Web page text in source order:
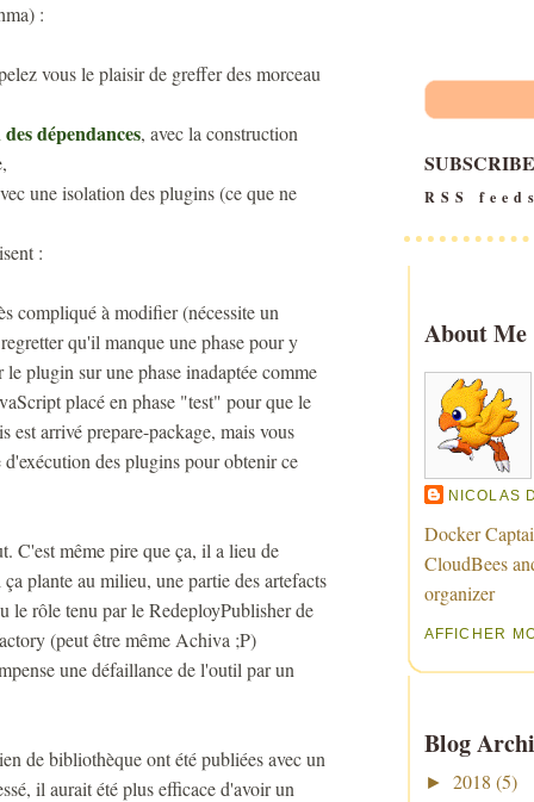
:
vous le plaisir de greffer des morceau
dépendances, avec la construction
une isolation des plugins (ce que ne
:
compliqué à modifier (nécessite un
qu'il manque une phase pour y
plugin sur une phase inadaptée comme
placé en phase "test" pour que le
est arrivé prepare-package, mais vous
des plugins pour obtenir ce
C'est même pire que ça, il a lieu de
plante au milieu, une partie des artefacts
le rôle tenu par le RedeployPublisher de
(peut être même Achiva ;P)
une défaillance de l'outil par un
de bibliothèque ont été publiées avec un
il aurait été plus efficace d'avoir un
SUBSCRIBE
RSS
About Me
NICOLAS
Docker
CloudBees
organizer
AFFICHER
Blog
► 2018 (5)